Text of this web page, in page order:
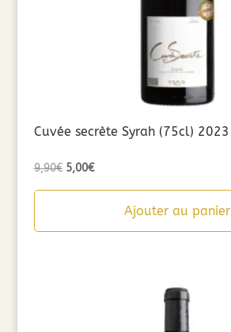
Cuvée secrète Syrah (75cl) 2023
9,90€ Le
5,00€Le
Ajouter au panier